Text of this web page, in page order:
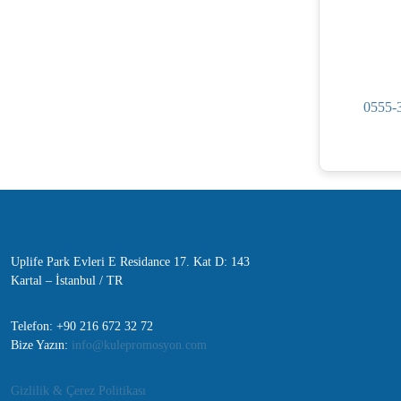
0555-
Uplife Park Evleri E Residance 17. Kat D: 143
Kartal – İstanbul / TR
Telefon: +90 216 672 32 72
Bize Yazın: info@kulepromosyon.com
Gizlilik & Çerez Politikası